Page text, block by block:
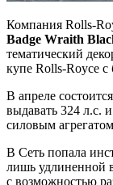
Компания Rolls-
Badge Wraith
тематический
купе Rolls-Royce
В апреле
выдавать 324 л.с.
силовым
В Сеть попала
лишь удлиненной
с возможностью